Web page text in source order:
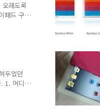
래도록
패드 구
만
고 색
두었던
1. 어디에
민이
경우